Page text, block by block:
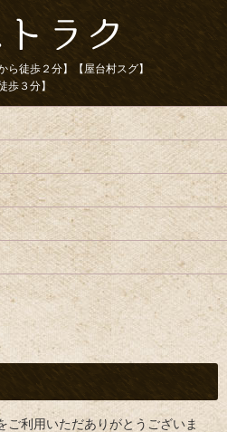
ら徒歩２分】【屋台村スグ】
歩３分】
ご利用いただありがとうございま